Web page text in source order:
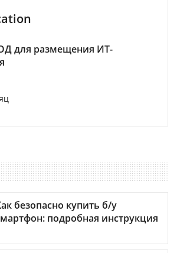
для размещения ИТ-
безопасно купить б/у
подробная инструкция